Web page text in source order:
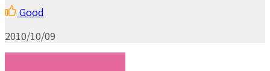
Good
2010/10/09